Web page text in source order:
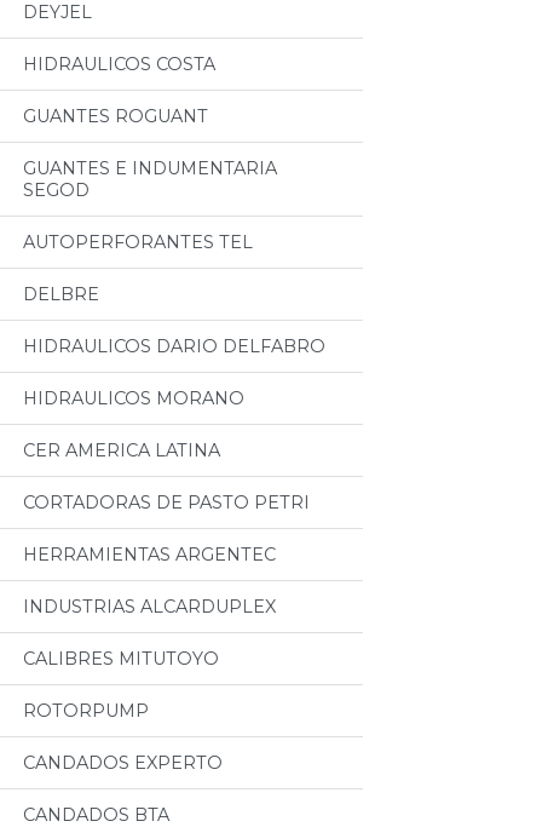
DEYJEL
HIDRAULICOS COSTA
GUANTES ROGUANT
GUANTES E INDUMENTARIA
SEGOD
AUTOPERFORANTES TEL
DELBRE
HIDRAULICOS DARIO DELFABRO
HIDRAULICOS MORANO
CER AMERICA LATINA
CORTADORAS DE PASTO PETRI
HERRAMIENTAS ARGENTEC
INDUSTRIAS ALCARDUPLEX
CALIBRES MITUTOYO
ROTORPUMP
CANDADOS EXPERTO
CANDADOS BTA